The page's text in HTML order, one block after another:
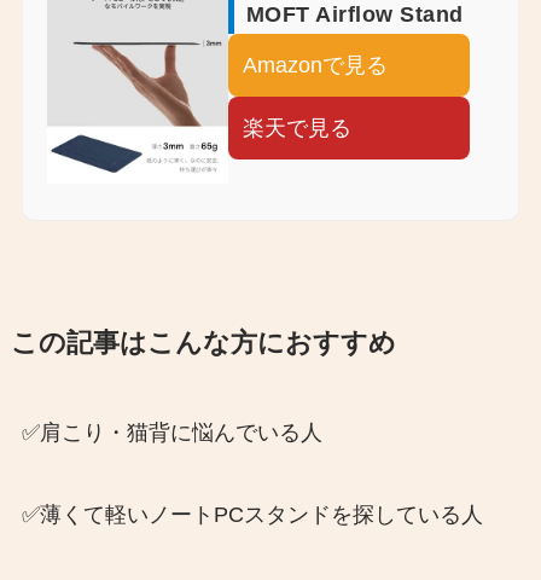
MOFT Airflow Stand
Amazonで見る
楽天で見る
この記事はこんな方におすすめ
✅肩こり・猫背に悩んでいる人
✅薄くて軽いノートPCスタンドを探している人